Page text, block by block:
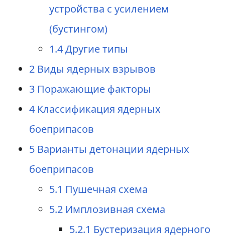
устройства с усилением
(бустингом)
1.4Другие типы
2 Виды ядерных взрывов
3 Поражающие факторы
4 Классификация ядерных
боеприпасов
5 Варианты детонации ядерных
боеприпасов
5.1 Пушечная схема
5.2 Имплозивная схема
5.2.1 Бустеризация ядерного